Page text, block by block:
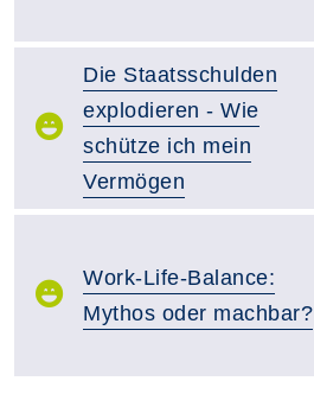
Die Staatsschulden
explodieren - Wie
schütze ich mein
Vermögen
Work-Life-Balance:
Mythos oder machbar?